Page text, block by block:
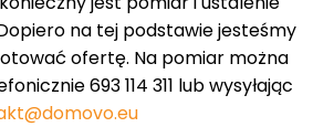
na tej podstawie jesteśmy
ofertę. Na pomiar można
693 114 311 lub wysyłając